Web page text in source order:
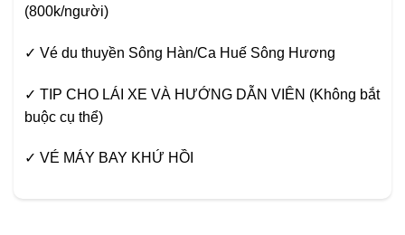
(800k/người)
✓ Vé du thuyền Sông Hàn/Ca Huế Sông Hương
✓ TIP CHO LÁI XE VÀ HƯỚNG DẪN VIÊN (Không bắt
buộc cụ thể)
✓ VÉ MÁY BAY KHỨ HỒI